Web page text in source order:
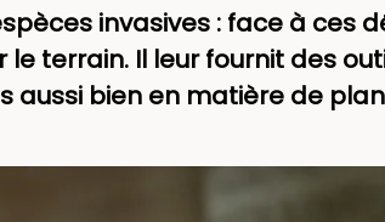
invasives : face à ces
terrain. Il leur fournit des
bien en matière de